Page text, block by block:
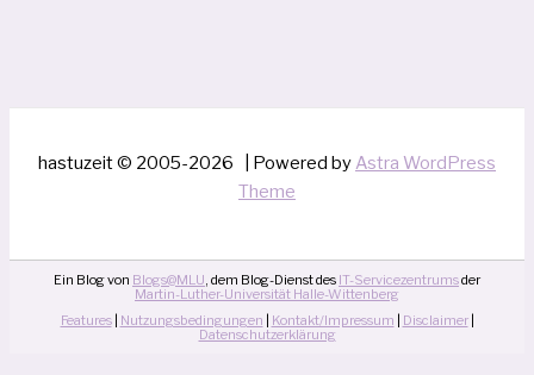
hastuzeit © 2005-2026 | Powered by Astra WordPress
Theme
Ein Blog von Blogs@MLU, dem Blog-Dienst des IT-Servicezentrumsder
Martin-Luther-Universität Halle-Wittenberg
Features| Nutzungsbedingungen Kontakt/Impressum Disclaimer|
Datenschutzerklärung